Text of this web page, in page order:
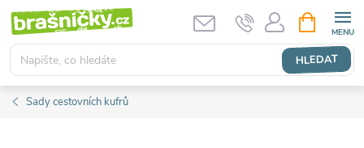
Přejít
obsah
HLEDAT
NÁKUPNÍ
KOŠÍK
Sady cestovních kufrů